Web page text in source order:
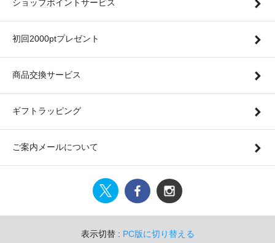
ショップポイントサービス
初回2000ptプレゼント
商品交換サービス
ギフトラッピング
ご案内メールについて
表示切替 : PC版に切り替える